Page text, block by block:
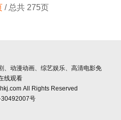
/ 总共 275页
、动漫动画、综艺娱乐、高清电影免
线观看
All Rights Reserved
30492007号